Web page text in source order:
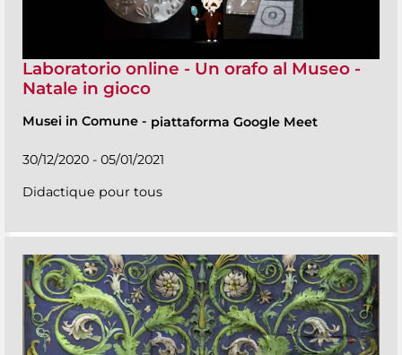
Laboratorio online - Un orafo al Museo -
Natale in gioco
Musei in Comune - piattaforma Google Meet
30/12/2020 - 05/01/2021
Didactique pour tous